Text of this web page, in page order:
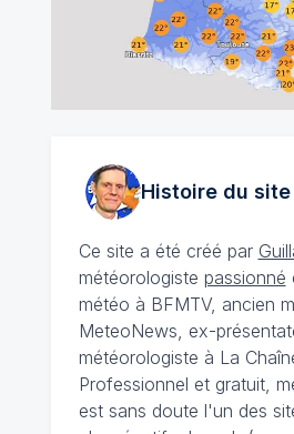
Histoire du
Ce site a été créé par
météorologiste passionné
météo à BFMTV, ancien
MeteoNews, ex-
météorologiste à La
Professionnel et gratuit,
est sans doute l'un des